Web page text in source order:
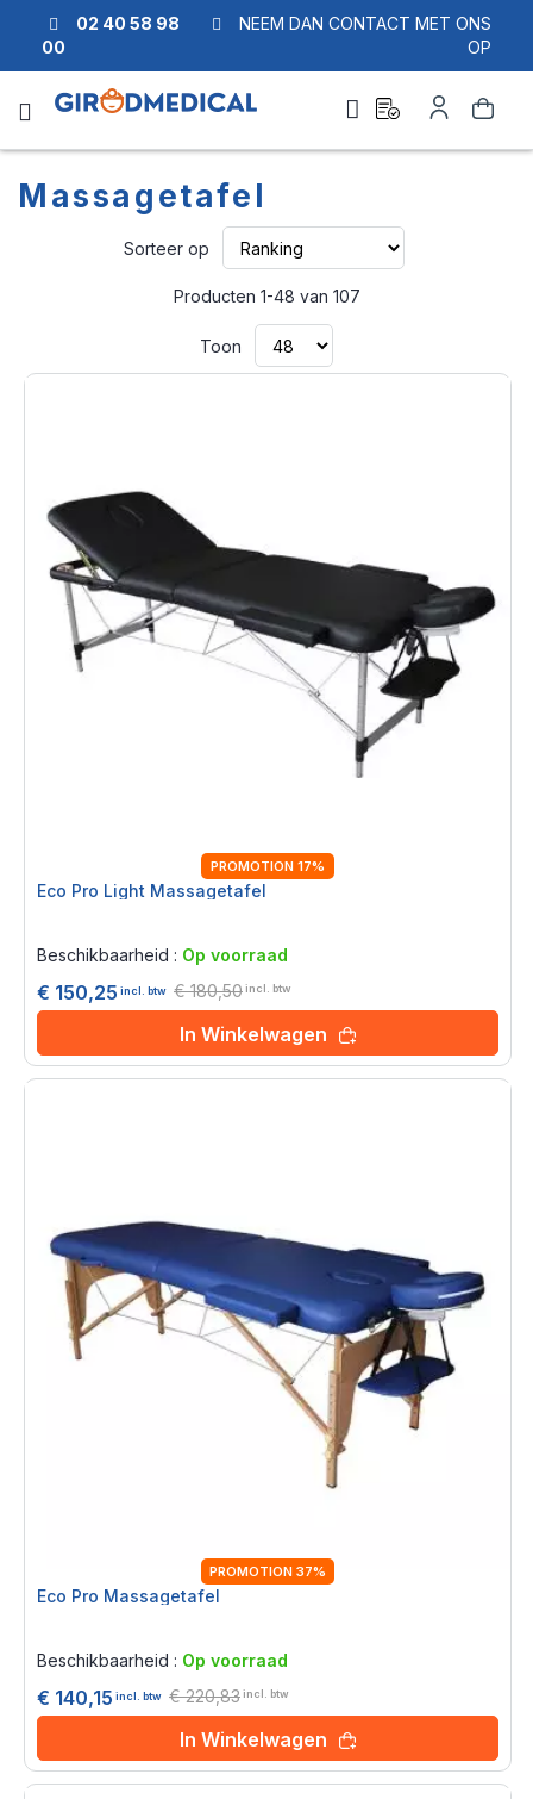
02 40 58 98
00
NEEM DAN CONTACT MET ONS
OP
Zoek
quote
Massagetafel
Sorteer op
Producten 1-48 van 107
Toon
PROMOTION 17%
Eco Pro Light Massagetafel
Beschikbaarheid : Op voorraad
€ 150,25 incl. btw € 180,50incl. btw
In Winkelwagen
PROMOTION 37%
Eco Pro Massagetafel
Beschikbaarheid : Op voorraad
€ 140,15 incl. btw € 220,83incl. btw
In Winkelwagen